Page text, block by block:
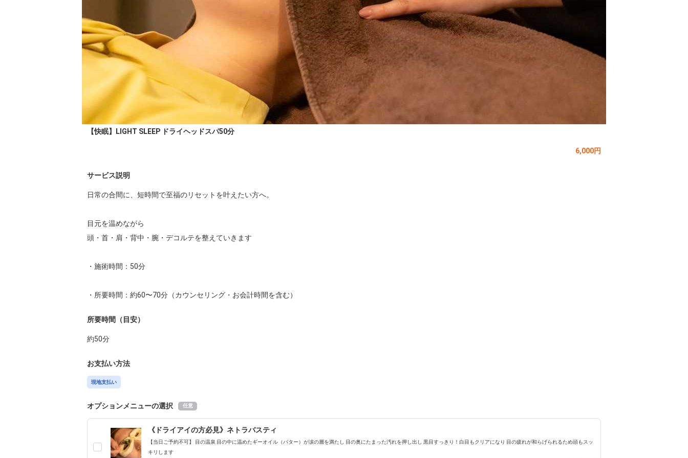
【快眠】LIGHT SLEEP ドライヘッドスパ50分
6,000円
サービス説明
日常の合間に、短時間で至福のリセットを叶えたい方へ。
目元を温めながら
頭・首・肩・背中・腕・デコルテを整えていきます
・施術時間：50分
・所要時間：約60〜70分（カウンセリング・お会計時間を含む）
所要時間（目安）
約50分
お支払い方法
現地支払い
オプションメニューの選択 任意
《ドライアイの方必見》ネトラバスティ
【当日ご予約不可】 目の温泉 目の中に温めたギーオイル（バター）が涙の層を満たし 目の奥にたまった汚れを押し出し 黒目すっきり！白目もクリアになり 目の疲れが和らげられるため頭もスッ
キリします